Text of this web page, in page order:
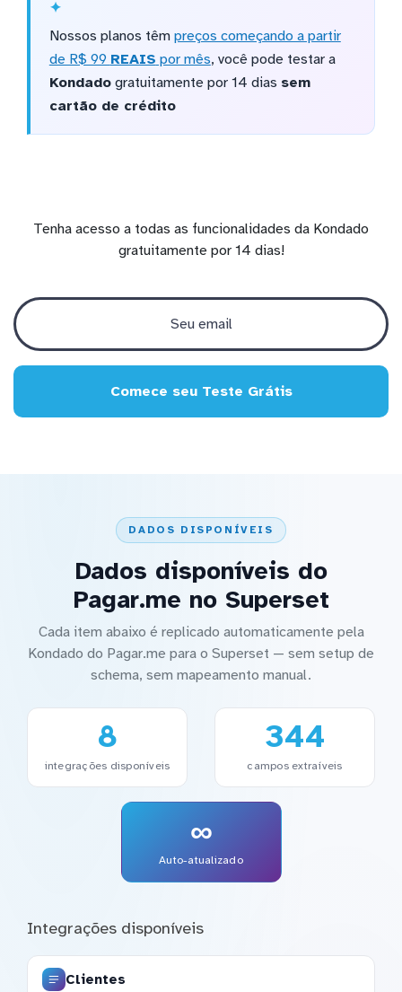
Nossos planos têm preços começando a partir
de R$ 99 REAIS por mês, você pode testar a
Kondadogratuitamente por 14 dias sem
cartão de crédito
Tenha acesso a todas as funcionalidades da Kondado
gratuitamente por 14 dias!
Comece seu Teste Grátis
DADOS DISPONÍVEIS
Dados disponíveis do
Pagar.me no Superset
Cada item abaixo é replicado automaticamente pela
Kondado do Pagar.me para o Superset — sem setup de
schema, sem mapeamento manual.
8
integrações disponíveis
344
campos extraíveis
∞
Auto-atualizado
Integrações disponíveis
Clientes